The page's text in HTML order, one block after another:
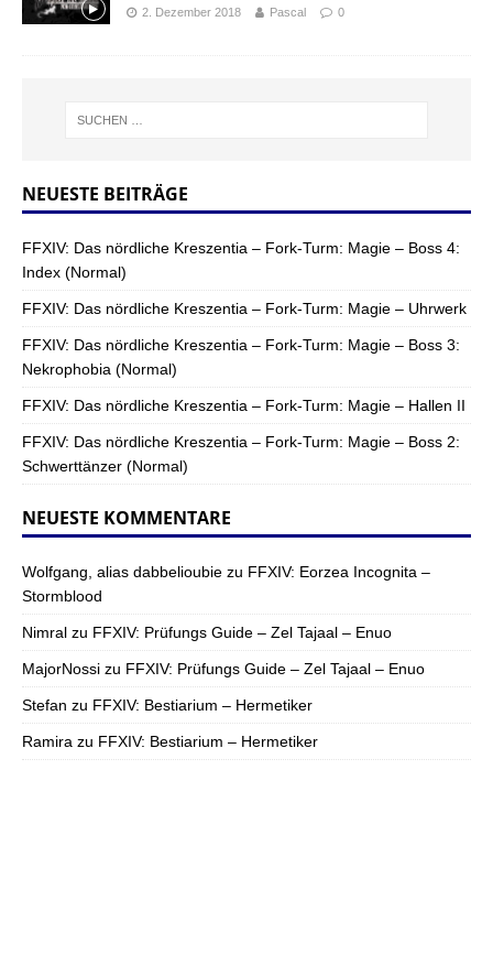
2. Dezember 2018 Pascal 0
NEUESTE BEITRÄGE
FFXIV: Das nördliche Kreszentia – Fork-Turm: Magie – Boss 4:
Index (Normal)
FFXIV: Das nördliche Kreszentia – Fork-Turm: Magie – Uhrwerk
FFXIV: Das nördliche Kreszentia – Fork-Turm: Magie – Boss 3:
Nekrophobia (Normal)
FFXIV: Das nördliche Kreszentia – Fork-Turm: Magie – Hallen II
FFXIV: Das nördliche Kreszentia – Fork-Turm: Magie – Boss 2:
Schwerttänzer (Normal)
NEUESTE KOMMENTARE
Wolfgang, alias dabbelioubie zu FFXIV: Eorzea Incognita –
Stormblood
Nimral zu FFXIV: Prüfungs Guide – Zel Tajaal – Enuo
MajorNossi zu FFXIV: Prüfungs Guide – Zel Tajaal – Enuo
Stefan zu FFXIV: Bestiarium – Hermetiker
Ramira zu FFXIV: Bestiarium – Hermetiker